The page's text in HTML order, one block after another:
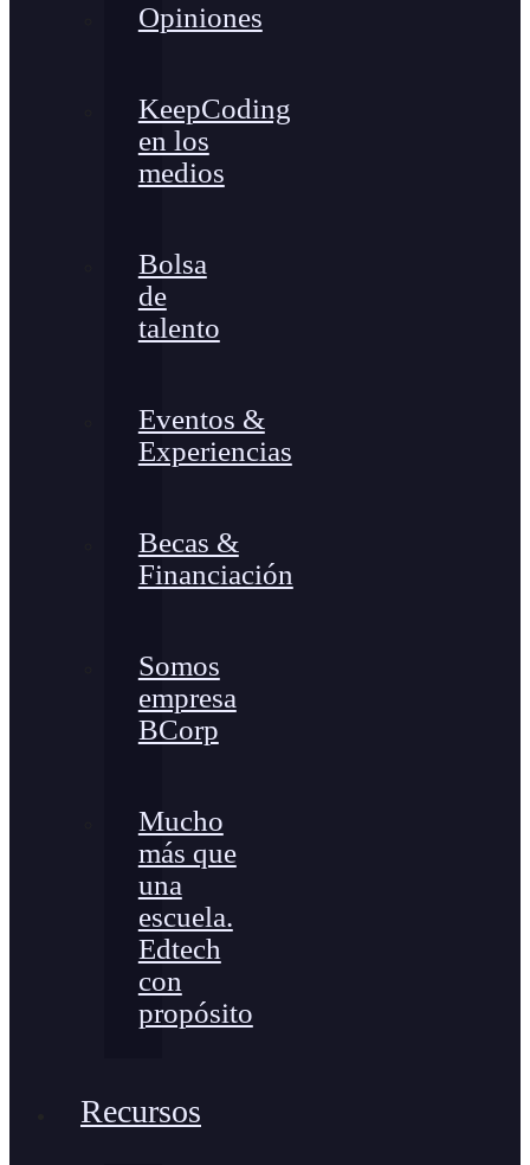
Opiniones
KeepCoding
en los
medios
Bolsa
de
talento
Eventos &
Experiencias
Becas &
Financiación
Somos
empresa
BCorp
Mucho
más que
una
escuela.
Edtech
con
propósito
Recursos